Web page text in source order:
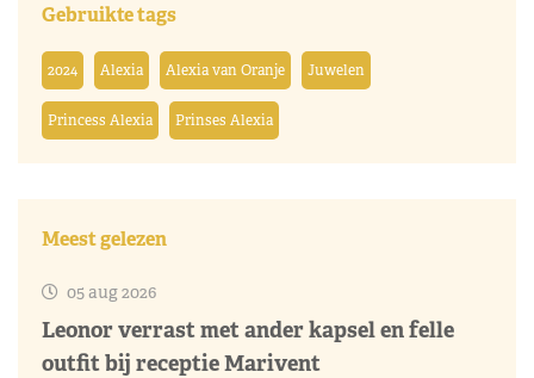
Gebruikte tags
2024 Alexia Alexia van Oranje Juwelen
Princess Alexia Prinses Alexia
Meest gelezen
05 aug 2026
Leonor verrast met ander kapsel en felle
outfit bij receptie Marivent